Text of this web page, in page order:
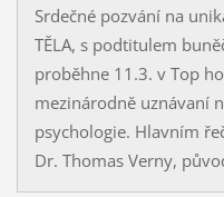
Srdečné pozvání na
TĚLA, s podtitulem
proběhne 11.3. v Top
mezinárodně uznávaní
psychologie. Hlavním
Dr. Thomas Verny,